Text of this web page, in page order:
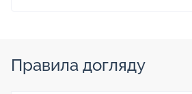
Правила догляду